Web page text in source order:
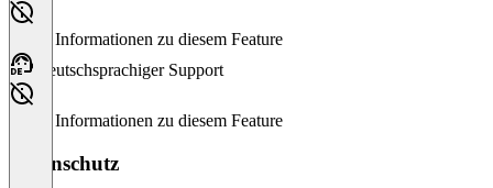
Keine Informationen zu diesem Feature
Deutschsprachiger Support
Keine Informationen zu diesem Feature
Datenschutz